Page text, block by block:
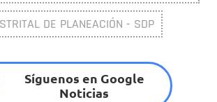
DE PLANEACIÓN - SDP
Síguenos en Google
Noticias